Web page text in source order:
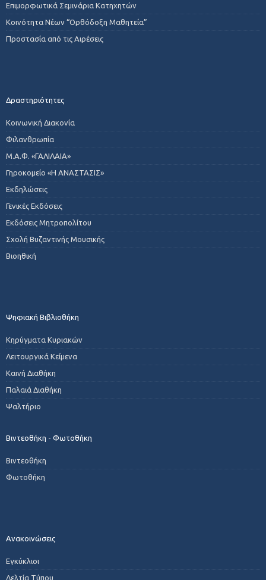
Επιμορφωτικά Σεμινάρια Κατηχητών
Κοινότητα Νέων “Ορθόδοξη Μαθητεία”
Προστασία από τις Αιρέσεις
Δραστηριότητες
Κοινωνική Διακονία
Φιλανθρωπία
Μ.Α.Φ. «ΓΑΛΙΛΑΙΑ»
Γηροκομείο «Η ΑΝΑΣΤΑΣΙΣ»
Εκδηλώσεις
Γενικές Εκδόσεις
Εκδόσεις Μητροπολίτου
Σχολή Βυζαντινής Μουσικής
Βιοηθική
Ψηφιακή Βιβλιοθήκη
Κηρύγματα Κυριακών
Λειτουργικά Κείμενα
Καινή Διαθήκη
Παλαιά Διαθήκη
Ψαλτήριο
Βιντεοθήκη - Φωτοθήκη
Βιντεοθήκη
Φωτοθήκη
Ανακοινώσεις
Εγκύκλιοι
Δελτία Τύπου